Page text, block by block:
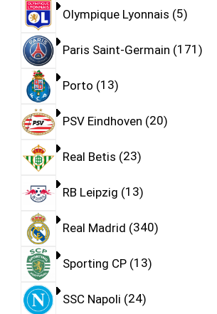
Olympique Lyonnais 5
Paris Saint-Germain 171
Porto 13
PSV Eindhoven 20
Real Betis 23
RB Leipzig 13
Real Madrid 340
Sporting CP 13
SSC Napoli 24